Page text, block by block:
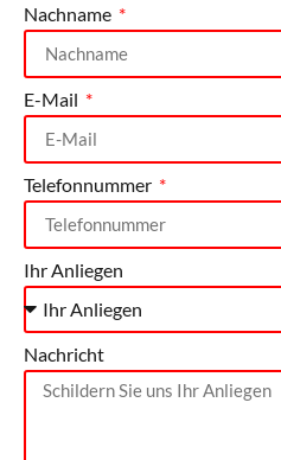
Nachname
E-Mail
Telefonnummer
Ihr Anliegen
Nachricht